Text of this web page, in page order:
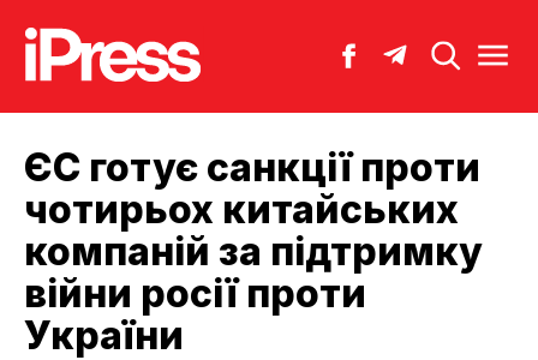
ЄС готує санкції проти
чотирьох китайських
компаній за підтримку
війни росії проти
України